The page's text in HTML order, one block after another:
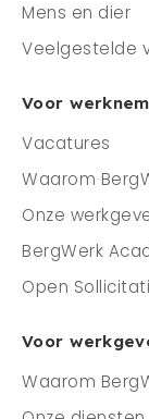
Mens en dier
Veelgestelde
Voor
Vacatures
Waarom
Onze
BergWerk
Open
Voor
Waarom